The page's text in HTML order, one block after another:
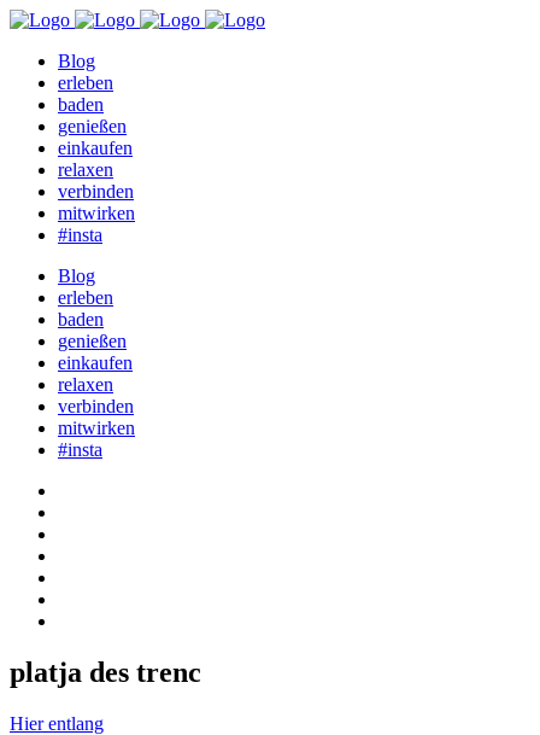
Blog
erleben
baden
genießen
einkaufen
relaxen
verbinden
mitwirken
#insta
Blog
erleben
baden
genießen
einkaufen
relaxen
verbinden
mitwirken
#insta
platja des trenc
Hier entlang